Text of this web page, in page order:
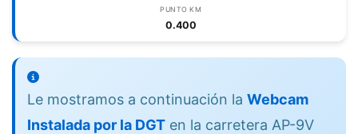
PUNTO KM
0.400
Le mostramos a continuación la Webcam
Instalada por la DGT en la carretera AP-9V